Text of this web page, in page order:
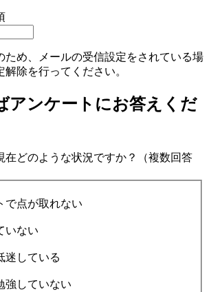
め、メールの受信設定をされている場
除を行ってください。
アンケートにお答えくだ
在どのような状況ですか？（複数回答
で点が取れない
いない
迷している
強していない